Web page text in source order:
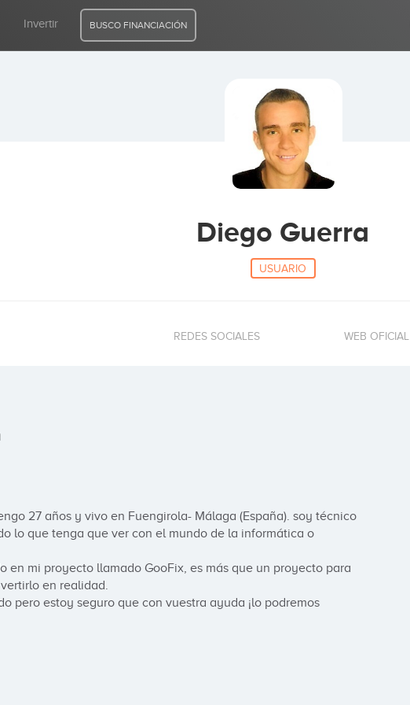
Invertir BUSCO FINANCIACIÓN
Diego Guerra
USUARIO
REDES SOCIALES WEB OFICIAL
27 años y vivo en Fuengirola- Málaga (España). soy técnico
lo que tenga que ver con el mundo de la informática o
en mi proyecto llamado GooFix, es más que un proyecto para
en realidad.
pero estoy seguro que con vuestra ayuda ¡lo podremos